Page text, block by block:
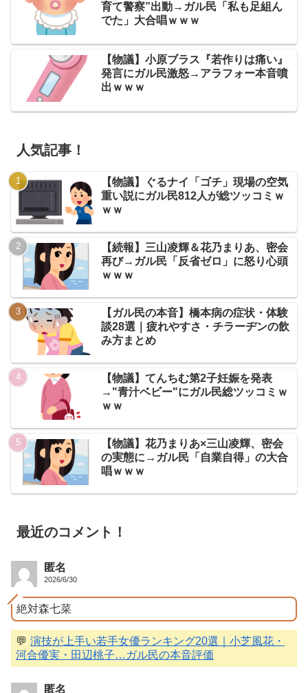
育て警察”出動→ガル民「私も足組ん
でた」大合唱ｗｗｗ
【物議】小原ブラス『若作りは痛い』
発言にガル民激怒→アラフォー本音噴
出ｗｗｗ
人気記事！
【物議】ぐるナイ「ゴチ」現場の空気
重い説にガル民812人が総ツッコミｗ
ｗｗ
【続報】三山凌輝＆花乃まりあ、密会
再び→ガル民「反省ゼロ」に怒り心頭
ｗｗｗ
【ガル民の本音】橋本病の症状・体験
談28選｜疲れやすさ・チラーヂンの飲
み方まとめ
【物議】てんちむ第2子妊娠を発表
→"青汁ベビー"にガル民総ツッコミｗ
ｗｗ
【物議】花乃まりあ×三山凌輝、密会
の実態に→ガル民「自業自得」の大合
唱ｗｗｗ
最近のコメント！
匿名
2026/6/30
絶対森七菜
💬 演技が上手い若手女優ランキング20選｜小芝風花・
河合優実・田辺桃子…ガル民の本音評価
匿名